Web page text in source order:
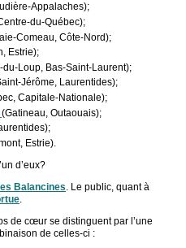
Appalaches);
du-Québec);
Comeau, Côte-Nord);
Estrie);
du-Loup, Bas-Saint-Laurent);
Jérôme, Laurentides);
Capitale-Nationale);
(Gatineau, Outaouais);
Estrie).
d’eux?
Balancines . Le public, quant à
de cœur se distinguent par l’une
de celles-ci :